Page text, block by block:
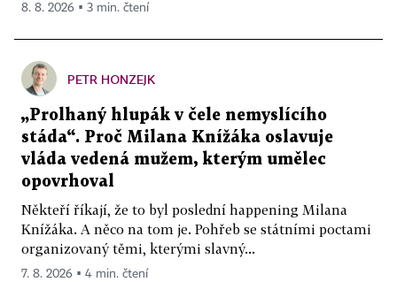
8. 8. 2026 ▪ 3 min. čtení
PETR HONZEJK
„Prolhaný hlupák v čele nemyslícího
stáda“. Proč Milana Knížáka oslavuje
vláda vedená mužem, kterým umělec
opovrhoval
Někteří říkají, že to byl poslední happening Milana
Knížáka. A něco na tom je. Pohřeb se státními poctami
organizovaný těmi, kterými slavný...
7. 8. 2026 ▪ 4 min. čtení